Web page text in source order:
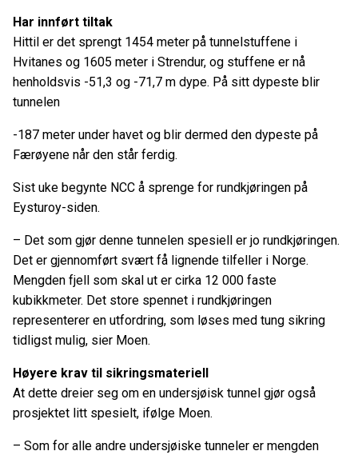
Har innført tiltak
Hittil er det sprengt 1454 meter på tunnelstuffene i
Hvitanes og 1605 meter i Strendur, og stuffene er nå
henholdsvis -51,3 og -71,7 m dype. På sitt dypeste blir
tunnelen
-187 meter under havet og blir dermed den dypeste på
Færøyene når den står ferdig.
Sist uke begynte NCC å sprenge for rundkjøringen på
Eysturoy-siden.
– Det som gjør denne tunnelen spesiell er jo rundkjøringen.
Det er gjennomført svært få lignende tilfeller i Norge.
Mengden fjell som skal ut er cirka 12 000 faste
kubikkmeter. Det store spennet i rundkjøringen
representerer en utfordring, som løses med tung sikring
tidligst mulig, sier Moen.
Høyere krav til sikringsmateriell
At dette dreier seg om en undersjøisk tunnel gjør også
prosjektet litt spesielt, ifølge Moen.
– Som for alle andre undersjøiske tunneler er mengden